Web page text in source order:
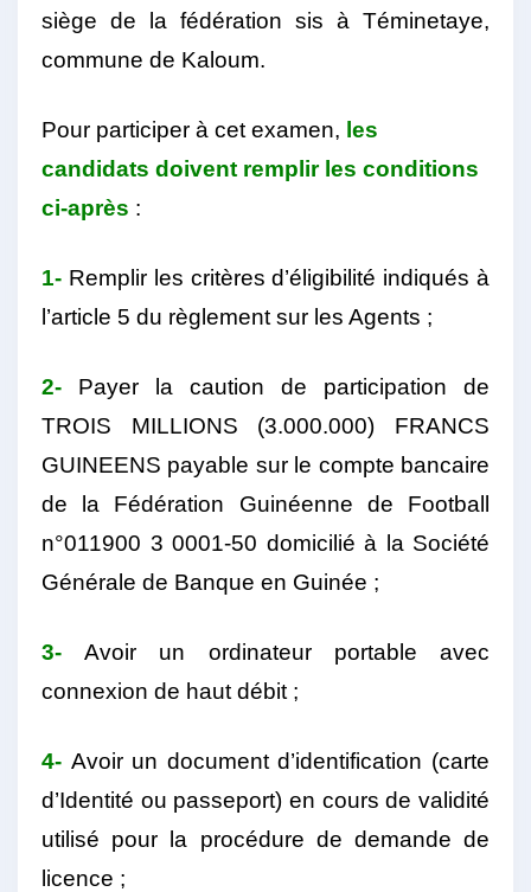
siège de la fédération sis à Téminetaye,
commune de Kaloum.
Pour participer à cet examen, les
candidats doivent remplir les conditions
ci-après :
1- Remplir les critères d’éligibilité indiqués à
l’article 5 du règlement sur les Agents ;
2-
Payer la caution de participation de
TROIS MILLIONS (3.000.000) FRANCS
GUINEENS payable sur le compte bancaire
de la Fédération Guinéenne de Football
n°011900 3 0001-50 domicilié à la Société
Générale de Banque en Guinée ;
3-
Avoir un ordinateur portable avec
connexion de haut débit ;
4- Avoir un document d’identification (carte
d’Identité ou passeport) en cours de validité
utilisé pour la procédure de demande de
licence ;